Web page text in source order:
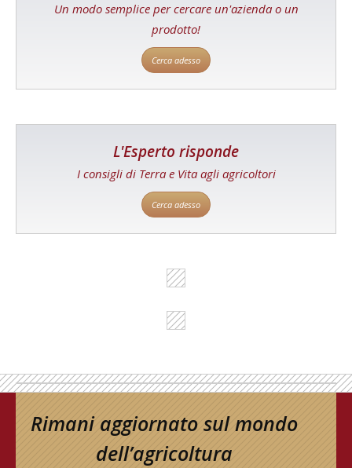
Un modo semplice per cercare un'azienda o un
prodotto!
Cerca adesso
L'Esperto risponde
I consigli di Terra e Vita agli agricoltori
Cerca adesso
Rimani aggiornato sul mondo
dell’agricoltura